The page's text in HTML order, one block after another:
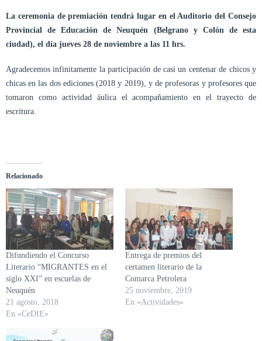
La ceremonia de premiación tendrá lugar en el Auditorio del Consejo
Provincial de Educación de Neuquén (Belgrano y Colón de esta
ciudad), el día jueves 28 de noviembre a las 11 hrs.
Agradecemos infinitamente la participación de casi un centenar de chicos y
chicas en las dos ediciones (2018 y 2019), y de profesoras y profesores que
tomaron como actividad áulica el acompañamiento en el trayecto de
escritura.
Relacionado
Difundiendo el Concurso
Literario “MIGRANTES en el
siglo XXI” en escuelas de
Neuquén
21 agosto, 2018
En «CeDIE»
Entrega de premios del
certamen literario de la
Comarca Petrolera
25 noviembre, 2019
En «Actividades»